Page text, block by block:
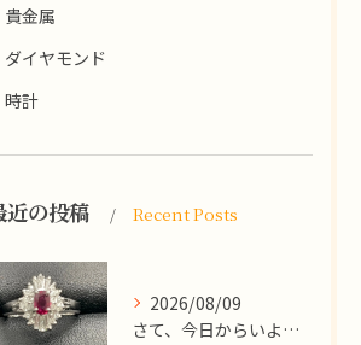
貴金属
ダイヤモンド
時計
近の投稿 Recent Posts
2026/08/09
​さて、今日からいよいよお盆休みが始まりますね！